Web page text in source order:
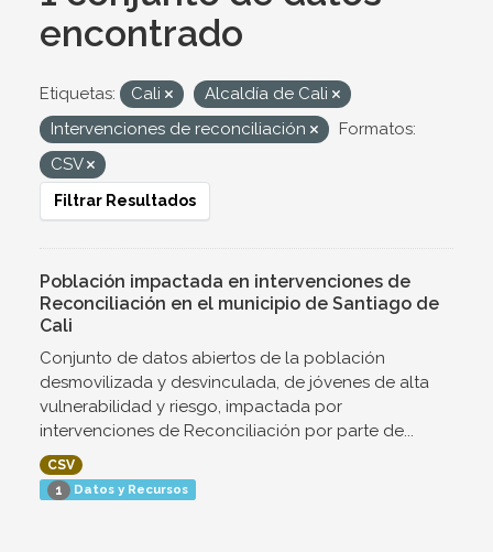
encontrado
Etiquetas: Cali
Alcaldía de Cali
Intervenciones de reconciliación
Formatos:
CSV
Filtrar Resultados
Población impactada en intervenciones de
Reconciliación en el municipio de Santiago de
Cali
Conjunto de datos abiertos de la población
desmovilizada y desvinculada, de jóvenes de alta
vulnerabilidad y riesgo, impactada por
intervenciones de Reconciliación por parte de...
CSV
1 Datos y Recursos